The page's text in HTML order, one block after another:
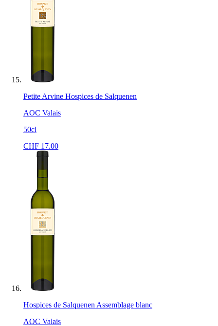
Petite Arvine Hospices de Salquenen
AOC Valais
50cl
CHF 17.00
Hospices de Salquenen Assemblage blanc
AOC Valais